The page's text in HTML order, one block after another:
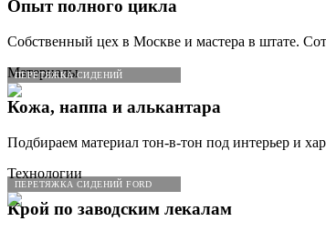
ПЕРЕТЯЖКА СИДЕНИЙ
ПЕРЕТЯЖКА СИДЕНИЙ FORD
Опыт полного цикла
Собственный цех в Москве и мастера в штате.
Материалы
Кожа, наппа и алькантара
Подбираем материал тон-в-тон под интерьер и
Технологии
Крой по заводским лекалам